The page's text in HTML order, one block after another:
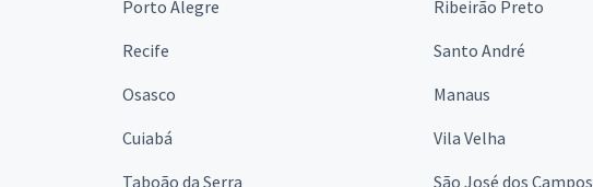
Porto Alegre
Ribeirão Preto
Recife
Santo André
Osasco
Manaus
Cuiabá
Vila Velha
Taboão da Serra
São José dos Campos